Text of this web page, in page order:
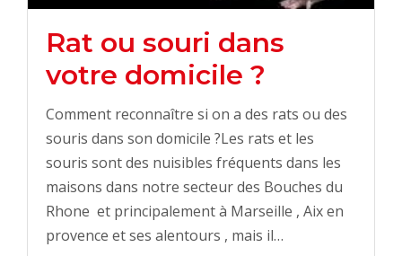
Rat ou souri dans
votre domicile ?
Comment reconnaître si on a des rats ou des
souris dans son domicile ?Les rats et les
souris sont des nuisibles fréquents dans les
maisons dans notre secteur des Bouches du
Rhone et principalement à Marseille , Aix en
provence et ses alentours , mais il…